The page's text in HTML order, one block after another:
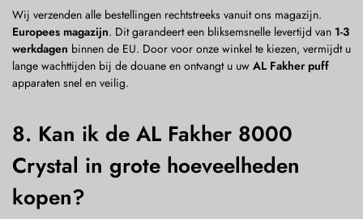
Wij verzenden alle bestellingen rechtstreeks vanuit ons magazijn.
Europees magazijn. Dit garandeert een bliksemsnelle levertijd van 1-3
werkdagen binnen de EU. Door voor onze winkel te kiezen, vermijdt u
lange wachttijden bij de douane en ontvangt u uw AL Fakher puff
apparaten snel en veilig.
8. Kan ik de AL Fakher 8000
Crystal in grote hoeveelheden
kopen?